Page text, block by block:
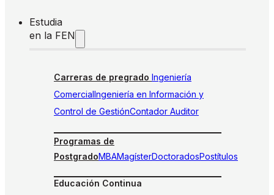
Estudia
en la FEN
Carreras de pregrado Ingeniería
ComercialIngeniería en Información y
Control de GestiónContador Auditor
Programas de
PostgradoMBAMagísterDoctoradosPostítulos
Educación Continua